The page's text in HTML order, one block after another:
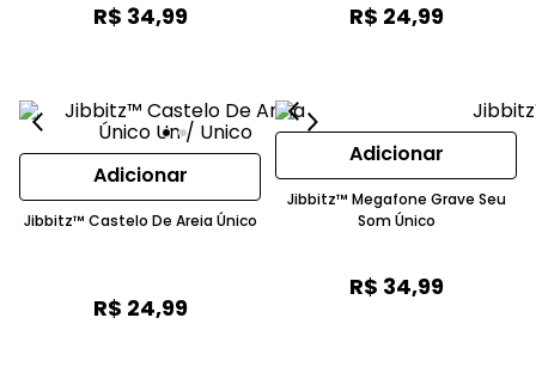
R$ 34,99 R$ 24,99
Adicionar
Jibbitz™ Castelo De Areia Único
R$ 24,99
Adicionar
Jibbitz™ Megafone Grave Seu
Som Único
R$ 34,99